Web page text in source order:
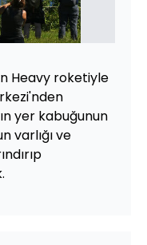
Heavy roketiyle
yer kabuğunun
varlığı ve